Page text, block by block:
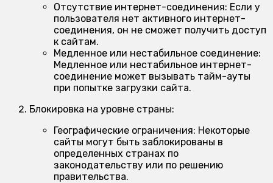
Отсутствие интернет-соединения: Если у
пользователя нет активного интернет-
соединения, он не сможет получить доступ
к сайтам.
Медленное или нестабильное соединение:
Медленное или нестабильное интернет-
соединение может вызывать тайм-ауты
при попытке загрузки сайта.
Блокировка на уровне страны:
Географические ограничения: Некоторые
сайты могут быть заблокированы в
определенных странах по
законодательству или по решению
правительства.